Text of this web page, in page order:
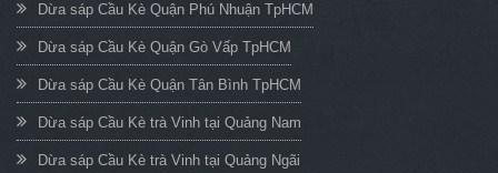
Dừa sáp Cầu Kè Quận Phú Nhuận TpHCM
Dừa sáp Cầu Kè Quận Gò Vấp TpHCM
Dừa sáp Cầu Kè Quận Tân Bình TpHCM
Dừa sáp Cầu Kè trà Vinh tại Quảng Nam
Dừa sáp Cầu Kè trà Vinh tại Quảng Ngãi